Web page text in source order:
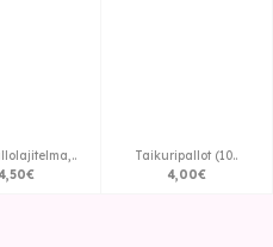
4,50€
Taikuripallot (10..
4,00€